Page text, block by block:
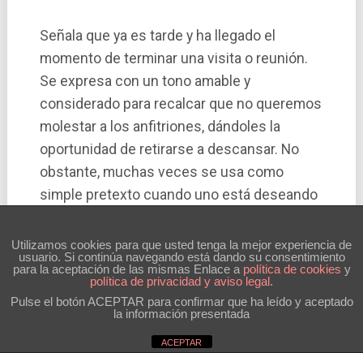
Señala que ya es tarde y ha llegado el
momento de terminar una visita o reunión.
Se expresa con un tono amable y
considerado para recalcar que no queremos
molestar a los anfitriones, dándoles la
oportunidad de retirarse a descansar. No
obstante, muchas veces se usa como
simple pretexto cuando uno está deseando
Ponerse como el Quico o como el tío
Quico
Utilizamos cookies para que usted tenga la mejor experiencia de
usuario. Si continúa navegando está dando su consentimiento
para la aceptación de las mismas Enlace a polí­tica de cookies y
política de privacidad y aviso legal.
Pulse el botón ACEPTAR para confirmar que ha leído y aceptado
la información presentada
ACEPTAR